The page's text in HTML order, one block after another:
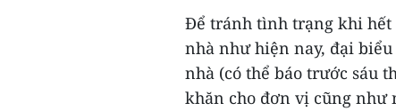
Để tránh tình trạng khi
nhà như hiện nay, đại
nhà (có thể báo trước sáu
khăn cho đơn vị cũng như